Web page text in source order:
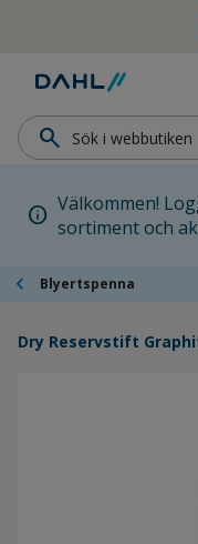
Hoppa till
search
info Välkommen!
sortiment och
chevron_left Blyertspenna
Dry Reservstift